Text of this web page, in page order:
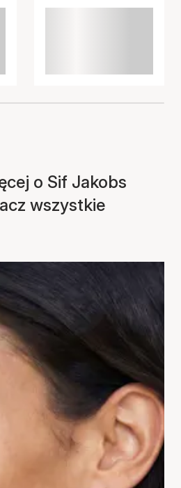
o Sif Jakobs
wszystkie